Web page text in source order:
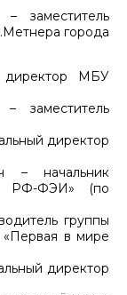
заместитель
города
директор МБУ
заместитель
директор
– начальник
РФ-ФЭИ» (по
группы
«Первая в мире
директор